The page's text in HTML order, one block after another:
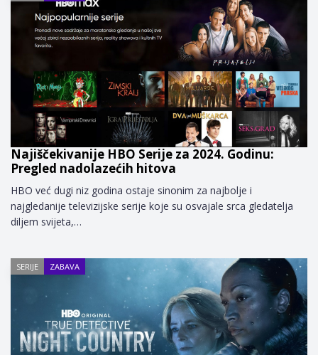
Najiščekivanije HBO Serije za 2024. Godinu:
Pregled nadolazećih hitova
HBO već dugi niz godina ostaje sinonim za najbolje i
najgledanije televizijske serije koje su osvajale srca gledatelja
diljem svijeta,…
SERIJE ZABAVA